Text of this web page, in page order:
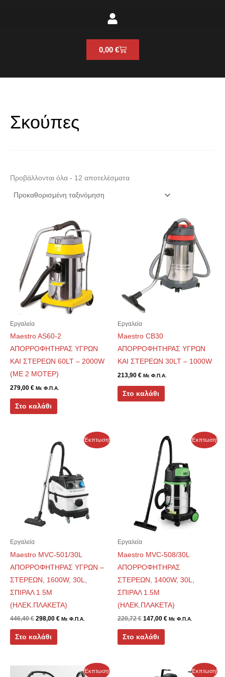
0,00 €Cart
Σκούπες
Προβάλλονται όλα - 12 αποτελέσματα
Εργαλεία
Maestro AS60-2
ΑΠΟΡΡΟΦΗΤΗΡΑΣ ΥΓΡΩΝ
ΚΑΙ ΣΤΕΡΕΩΝ 60LT – 2000W
(ΜΕ 2 ΜΟΤΕΡ)
279,00 € Με Φ.Π.Α.
Στο καλάθι
Εργαλεία
Maestro CB30
ΑΠΟΡΡΟΦΗΤΗΡΑΣ ΥΓΡΩΝ
ΚΑΙ ΣΤΕΡΕΩΝ 30LT – 1000W
213,90 € Με Φ.Π.Α.
Στο καλάθι
Έκπτωση!
Εργαλεία
Maestro MVC-501/30L
ΑΠΟΡΡΟΦΗΤΗΡΑΣ ΥΓΡΩΝ –
ΣΤΕΡΕΩΝ, 1600W, 30L,
ΣΠΙΡΑΛ 1.5M
(ΗΛΕΚ.ΠΛΑΚΕΤΑ)
446,40€
446,40 €.
298,00 €
τρέχουσα
τιμή
είναι:
298,00 €.
Με Φ.Π.Α.
Στο καλάθι
Έκπτωση!
Εργαλεία
Maestro MVC-508/30L
ΑΠΟΡΡΟΦΗΤΗΡΑΣ
ΣΤΕΡΕΩΝ, 1400W, 30L,
ΣΠΙΡΑΛ 1.5M
(ΗΛΕΚ.ΠΛΑΚΕΤΑ)
220,72€
Original
220,72 €.
147,00 €
Η
τρέχουσα
τιμή
είναι:
147,00 €.
Με Φ.Π.Α.
Στο καλάθι
Έκπτωση! Έκπτωση!
Original